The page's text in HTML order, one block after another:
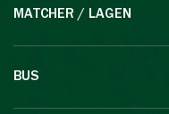
MATCHER / LAGEN
BUS